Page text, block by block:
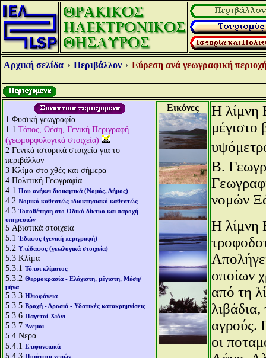
Αρχική σελίδα Περιβάλλον Εύρεση ανά γεωγραφική
1 Φυσική γεωγραφία
1.1 Τόπος, Θέση, Γενική Περιγραφή
(γεωμορφολογικά στοιχεία)
2 Γενικά ιστορικά στοιχεία για το
περιβάλλον
3 Κλίμα στο χθές και σήμερα
4 Πολιτική Γεωγραφία
4.1 Που ανήκει διοικητικά (Νομός, Δήμος)
4.2 Νομικό καθεστώς-ιδιοκτησιακό καθεστώς
4.3 Τοποθέτηση στο Οδικό δίκτυο και παροχή
υπηρεσιών
5 Αβιοτικά στοιχεία
5.1Έδαφος (γενική περιγραφή)
5.2 Υπέδαφος (γεωλογικά στοιχεία)
5.3 Κλίμα
5.3.1 Τύποι κλίματος
5.3.2 Θερμοκρασία - Ελάχιστη, μέγιστη, Μέση/
μήνα
5.3.3 Ηλιοφάνεια
5.3.5 Βροχή - Δροσιά - Υδατικές κατακρημνίσεις
5.3.6 Παγετοί-Χιόνι
5.3.7 Άνεμοι
5.4 Νερά
5.4.1 Επιφανειακά
5.4.3 Ποιότητα νερών
Εικόνες
Η λίμνη
Β.
νομών
Η λίμνη
οποίων
από τη
αγρούς.
οι